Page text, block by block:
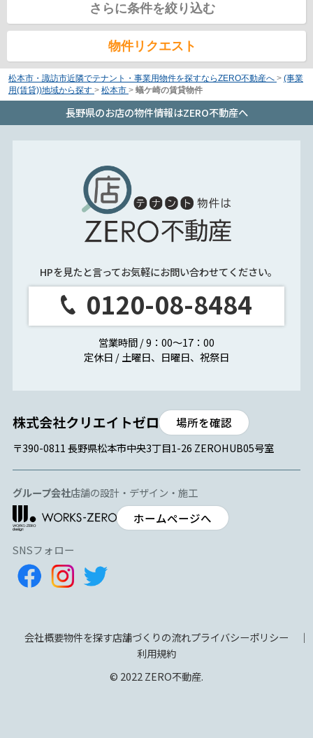
さらに条件を絞り込む
物件リクエスト
松本市・諏訪市近隣でテナント・事業用物件を探すならZERO不動産へ > (事業
用(賃貸))地域から探す > 松本市 > 蟻ケ崎の賃貸物件
長野県のお店の物件情報はZERO不動産へ
HPを見たと言ってお気軽にお問い合わせてください。
0120-08-8484
営業時間 / 9：00～17：00
定休日 / 土曜日、日曜日、祝祭日
場所を確認
〒390-0811 長野県松本市中央3丁目1-26 ZEROHUB05号室
グループ会社店舗の設計・デザイン・施工
ホームページへ
SNSフォロー
会社概要物件を探す店舗づくりの流れプライバシーポリシー
利用規約
© 2022 ZERO不動産.